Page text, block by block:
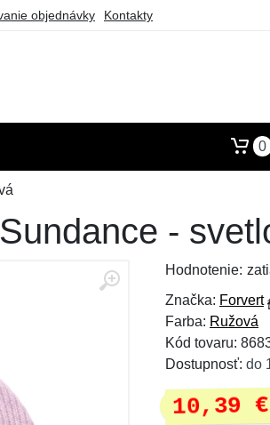
objednávky Kontakty
0
-
Hodnotenie:
Značka: Forvert
Farba: Ružová
Kód tovaru:
Dostupnosť: do
10,39 €